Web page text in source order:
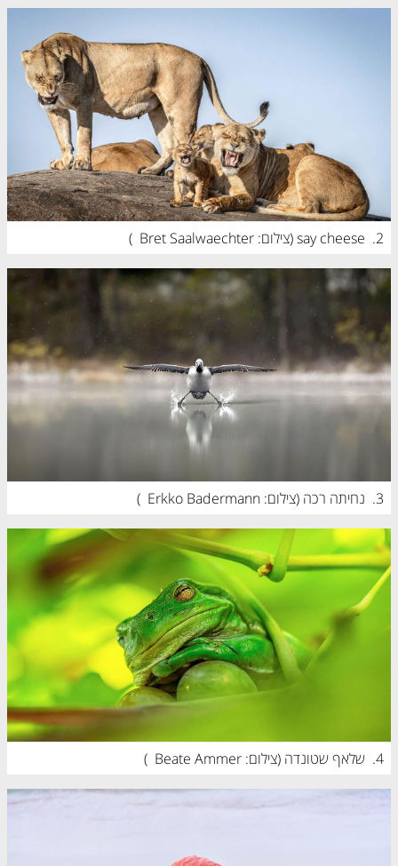
2.
say cheese ( צילום: Bret Saalwaechter )
3. נחיתה רכה (צילום: Erkko Badermann )
4. שלאף שטונדה (צילום: Beate Ammer )